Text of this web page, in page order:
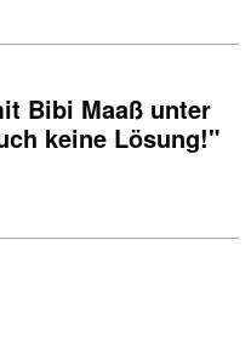
Bibi Maaß unter
keine Lösung!"